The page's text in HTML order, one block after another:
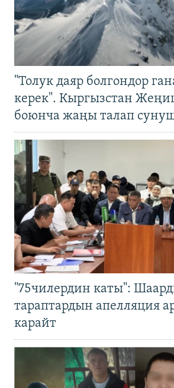
"Толук даяр болгондор
керек". Кыргызстан
боюнча жаңы талап
"75чилердин каты":
тараптардын апелляция
карайт